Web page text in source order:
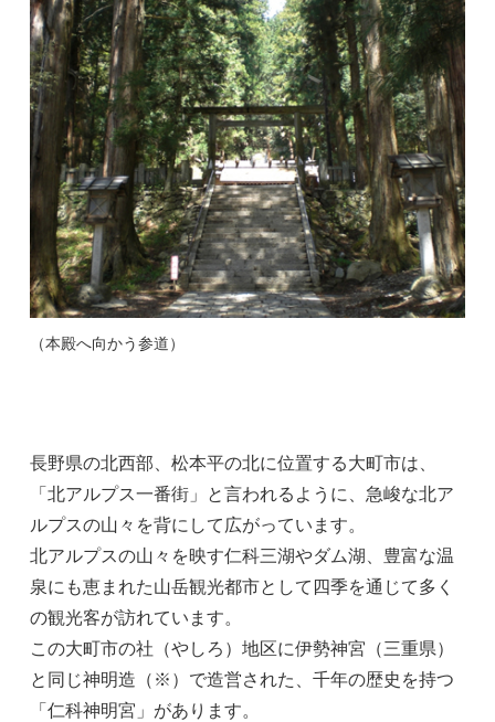
（本殿へ向かう参道）
長野県の北西部、松本平の北に位置する大町市は、
「北アルプス一番街」と言われるように、急峻な北ア
ルプスの山々を背にして広がっています。
北アルプスの山々を映す仁科三湖やダム湖、豊富な温
泉にも恵まれた山岳観光都市として四季を通じて多く
の観光客が訪れています。
この大町市の社（やしろ）地区に伊勢神宮（三重県）
と同じ神明造（※）で造営された、千年の歴史を持つ
「仁科神明宮」があります。